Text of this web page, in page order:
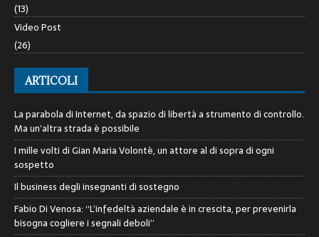
(13)
Video Post
(26)
ARTICOLI
La parabola di Internet, da spazio di libertà a strumento di controllo.
Ma un’altra strada è possibile
I mille volti di Gian Maria Volontè, un attore al di sopra di ogni
sospetto
Il business degli insegnanti di sostegno
Fabio Di Venosa: “L’infedeltà aziendale è in crescita, per prevenirla
bisogna cogliere i segnali deboli”